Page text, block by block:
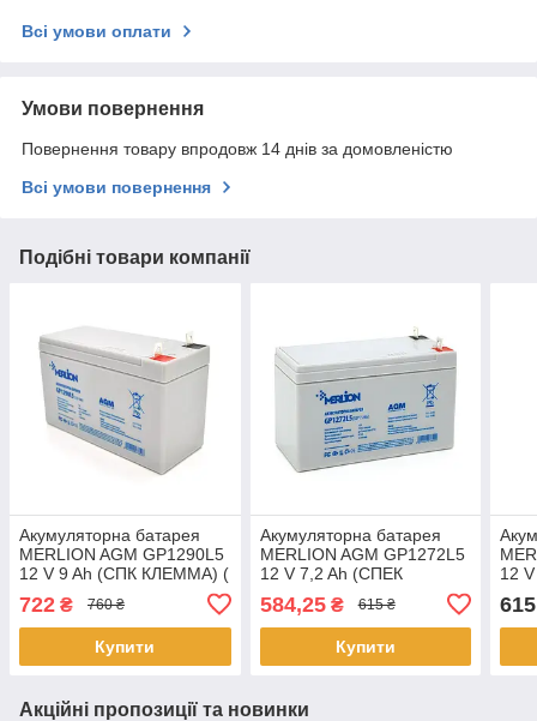
Всі умови оплати
Умови повернення
Повернення товару впродовж 14 днів за домовленістю
Всі умови повернення
Подібні товари компанії
Акумуляторна батарея
MERLION AGM GP1290L5
12 V 9 Ah (СПК КЛЕММА) (
2.175 kg White
722 ₴ 760 ₴
Купити
Акумуляторна батарея
MERLION AGM GP1272L5
12 V 7,2 Ah (СПЕК
КЛЕММА)( 150 x 65 x 95
(100)) White Q10
584,25₴ 615 ₴
Купити
12
615
Акційні пропозиції та новинки